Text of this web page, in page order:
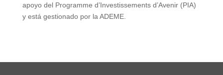
apoyo del Programme d’Investissements d’Avenir (PIA)
y está gestionado por la ADEME.